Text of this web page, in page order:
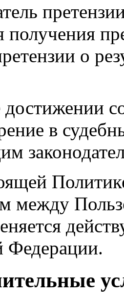
получения
о
в
между
Федерации.